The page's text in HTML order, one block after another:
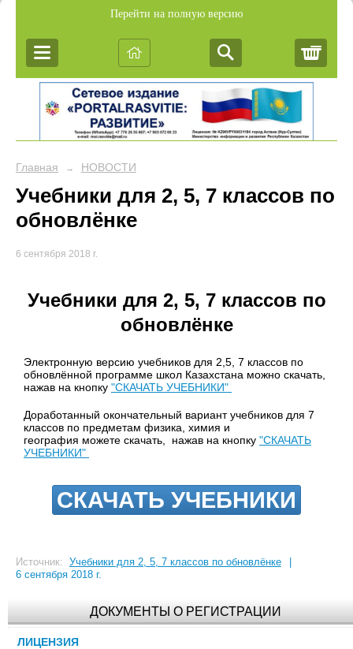
Перейти на полную версию
Главная → НОВОСТИ
Учебники для 2, 5, 7 классов по
обновлёнке
6 сентября 2018 г.
Учебники для 2, 5, 7 классов по
обновлёнке
Электронную версию учебников для 2,5, 7 классов по
обновлённой программе школ Казахстана можно скачать,
нажав на кнопку "СКАЧАТЬ УЧЕБНИКИ"
Доработанный окончательный вариант учебников для 7
классов по предметам физика, химия и
география можете скачать, нажав на кнопку "СКАЧАТЬ
УЧЕБНИКИ"
СКАЧАТЬ УЧЕБНИКИ
Источник: Учебники для 2, 5, 7 классов по обновлёнке
6 сентября 2018 г.
ДОКУМЕНТЫ О РЕГИСТРАЦИИ
ЛИЦЕНЗИЯ